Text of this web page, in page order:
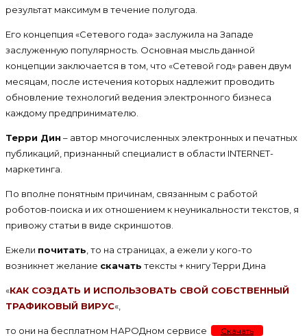
результат максимум в течение полугода.
Его концепция «Сетевого года» заслужила на Западе
заслуженную популярность. Основная мысль данной
концепции заключается в том, что «Сетевой год» равен двум
месяцам, после истечения которых надлежит проводить
обновление технологий ведения электронного бизнеса
каждому предпринимателю.
Терри Дин – автор многочисленных электронных и печатных
публикаций, признанный специалист в области INTERNET-
маркетинга.
По вполне понятным причинам, связанным с работой
роботов-поиска и их отношением к неуникальности текстов, я
привожу статьи в виде скриншотов.
Ежели почитать , то на страницах, а ежели у кого-то
возникнет желание скачать тексты + книгу Терри Дина
«КАК СОЗДАТЬ И ИСПОЛЬЗОВАТЬ СВОЙ СОБСТВЕННЫЙ
ТРАФИКОВЫЙ ВИРУС«,
то они на бесплатном НАРОДном сервисе Скачать